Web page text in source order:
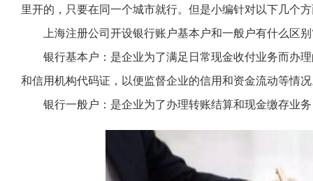
里开的，只要在同一个城市就行。但是小编针对以下几个
上海注册公司开设银行账户基本户和一般户有什么区
银行基本户：是企业为了满足日常现金收付业务而办
和信用机构代码证，以便监督企业的信用和资金流动等情
银行一般户：是企业为了办理转账结算和现金缴存业